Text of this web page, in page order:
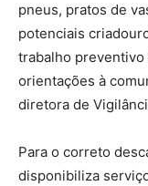
pneus, pratos de
potenciais
trabalho
orientações à
diretora de
Para o correto
disponibiliza